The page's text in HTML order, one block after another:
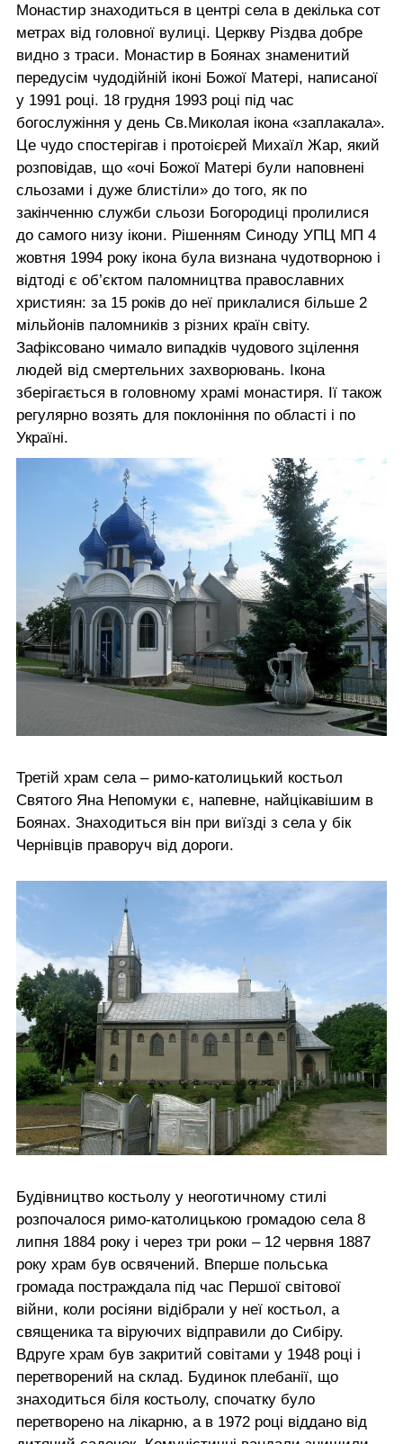
Монастир знаходиться в центрі села в декілька сот
метрах від головної вулиці. Церкву Різдва добре
видно з траси. Монастир в Боянах знаменитий
передусім чудодійній іконі Божої Матері, написаної
у 1991 році. 18 грудня 1993 році під час
богослужіння у день Св.Миколая ікона «заплакала».
Це чудо спостерігав і протоієрей Михаїл Жар, який
розповідав, що «очі Божої Матері були наповнені
сльозами і дуже блистіли» до того, як по
закінченню служби сльози Богородиці пролилися
до самого низу ікони. Рішенням Синоду УПЦ МП 4
жовтня 1994 року ікона була визнана чудотворною і
відтоді є об’єктом паломництва православних
християн: за 15 років до неї приклалися більше 2
мільйонів паломників з різних країн світу.
Зафіксовано чимало випадків чудового зцілення
людей від смертельних захворювань. Ікона
зберігається в головному храмі монастиря. Ії також
регулярно возять для поклоніння по області і по
Україні.
Третій храм села – римо-католицький костьол
Святого Яна Непомуки є, напевне, найцікавішим в
Боянах. Знаходиться він при виїзді з села у бік
Чернівців праворуч від дороги.
Будівництво костьолу у неоготичному стилі
розпочалося римо-католицькою громадою села 8
липня 1884 року і через три роки – 12 червня 1887
року храм був освячений. Вперше польська
громада постраждала під час Першої світової
війни, коли росіяни відібрали у неї костьол, а
священика та віруючих відправили до Сибіру.
Вдруге храм був закритий совітами у 1948 році і
перетворений на склад. Будинок плебанії, що
знаходиться біля костьолу, спочатку було
перетворено на лікарню, а в 1972 році віддано від